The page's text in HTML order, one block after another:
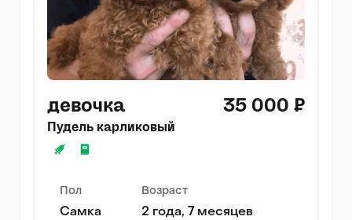
девочка 35 000 ₽
Пудель карликовый
Пол
Самка
Возраст
2 года, 7 месяцев